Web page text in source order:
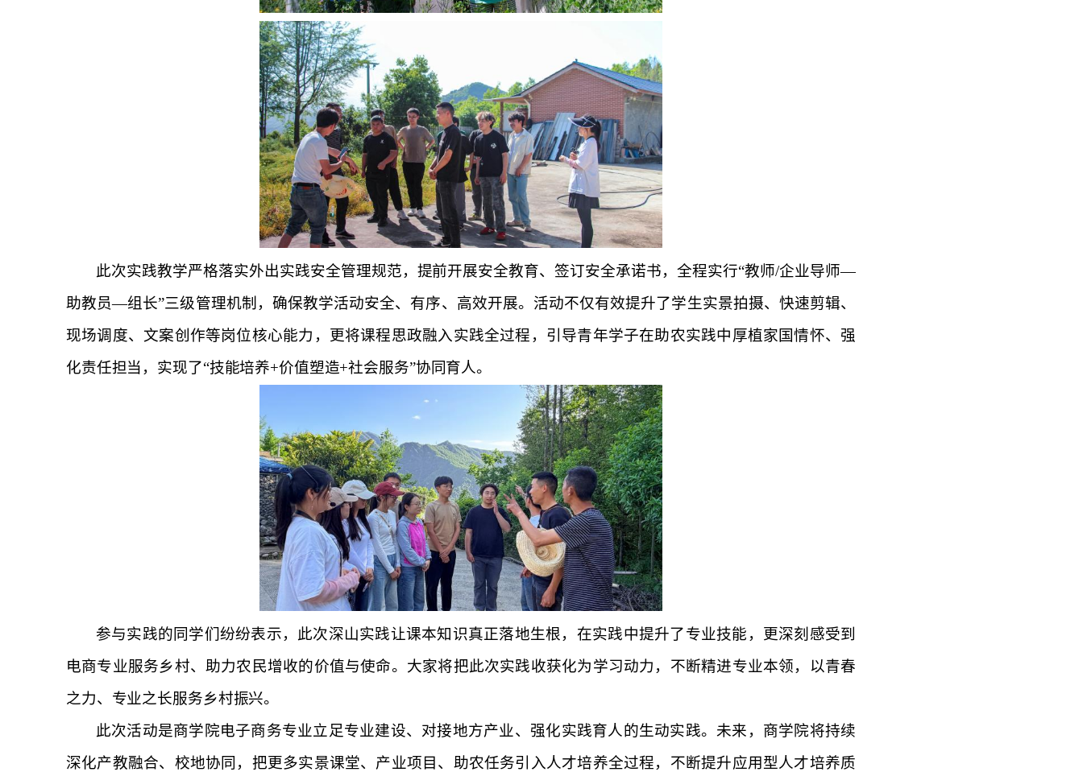
此次实践教学严格落实外出实践安全管理规范，提前开展安全教育、签订安全承诺书，全程实行“教师/企业导师—
助教员—组长”三级管理机制，确保教学活动安全、有序、高效开展。活动不仅有效提升了学生实景拍摄、快速剪辑、
现场调度、文案创作等岗位核心能力，更将课程思政融入实践全过程，引导青年学子在助农实践中厚植家国情怀、强
化责任担当，实现了“技能培养+价值塑造+社会服务”协同育人。
参与实践的同学们纷纷表示，此次深山实践让课本知识真正落地生根， 在实践中提升了专业技能，更深刻感受到
电商专业服务乡村、助力农民增收的价值与使命。大家将把此次实践收获化为学习动力，不断精进专业本领，以青春
之力、专业之长服务乡村振兴。
此次活动是商学院电子商务专业立足专业建设、对接地方产业、强化实践育人的生动实践。未来，商学院将持续
深化产教融合、校地协同，把更多实景课堂、产业项目、助农任务引入人才培养全过程，不断提升应用型人才培养质